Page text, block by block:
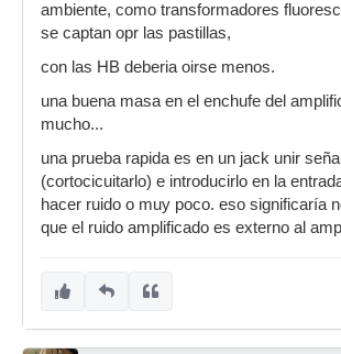
ambiente, como transformadores
se captan opr las pastillas,
con las HB deberia oirse menos.
una buena masa en el enchufe del
mucho...
una prueba rapida es en un jack unir
(cortocicuitarlo) e introducirlo en la
hacer ruido o muy poco. eso significaría
que el ruido amplificado es externo al